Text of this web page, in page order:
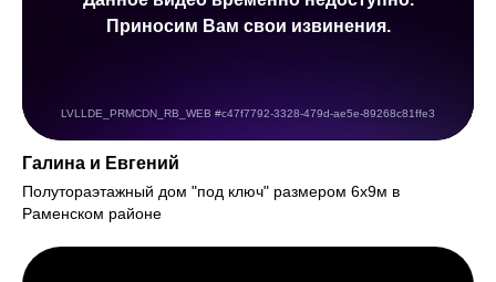
Галина и Евгений
Полутораэтажный дом "под ключ" размером 6х9м в
Раменском районе